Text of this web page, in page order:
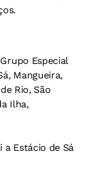
Especial
Mangueira,
Rio, São
Ilha,
a Estácio de Sá